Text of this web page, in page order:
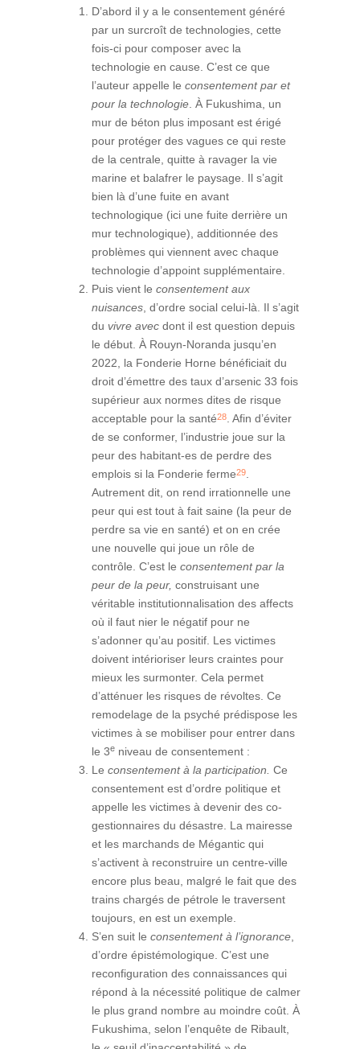
D’abord il y a le consentement généré
par un surcroît de technologies, cette
fois-ci pour composer avec la
technologie en cause. C’est ce que
l’auteur appelle le consentement par et
pour la technologie . À Fukushima, un
mur de béton plus imposant est érigé
pour protéger des vagues ce qui reste
de la centrale, quitte à ravager la vie
marine et balafrer le paysage. Il s’agit
bien là d’une fuite en avant
technologique (ici une fuite derrière un
mur technologique), additionnée des
problèmes qui viennent avec chaque
technologie d’appoint supplémentaire.
Puis vient le consentement aux
nuisances , d’ordre social celui-là. Il s’agit
du vivre avec dont il est question depuis
le début. À Rouyn-Noranda jusqu’en
2022, la Fonderie Horne bénéficiait du
droit d’émettre des taux d’arsenic 33 fois
supérieur aux normes dites de risque
acceptable pour la santé28 . Afin d’éviter
de se conformer, l’industrie joue sur la
peur des habitant-es de perdre des
emplois si la Fonderie ferme29
Autrement dit, on rend irrationnelle une
peur qui est tout à fait saine (la peur de
perdre sa vie en santé) et on en crée
une nouvelle qui joue un rôle de
contrôle. C’est le consentement par la
peur de la peur, construisant une
véritable institutionnalisation des affects
où il faut nier le négatif pour ne
s’adonner qu’au positif. Les victimes
doivent intérioriser leurs craintes pour
mieux les surmonter. Cela permet
d’atténuer les risques de révoltes. Ce
remodelage de la psyché prédispose les
victimes à se mobiliser pour entrer dans
le 3e niveau de consentement :
Le consentement à la participation. Ce
consentement est d’ordre politique et
appelle les victimes à devenir des co-
gestionnaires du désastre. La mairesse
et les marchands de Mégantic qui
s’activent à reconstruire un centre-ville
encore plus beau, malgré le fait que des
trains chargés de pétrole le traversent
toujours, en est un exemple.
S’en suit le consentement à l’ignorance
d’ordre épistémologique. C’est une
reconfiguration des connaissances qui
répond à la nécessité politique de calmer
le plus grand nombre au moindre coût. À
Fukushima, selon l’enquête de Ribault,